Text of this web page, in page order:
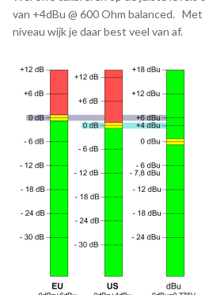
van +4dBu @ 600 Ohm balanced.
niveau wijk je daar best veel van af.